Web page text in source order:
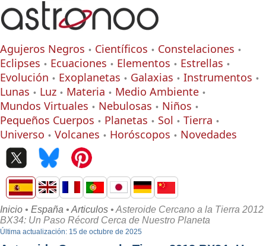
Agujeros Negros Científicos
Constelaciones
Eclipses
Ecuaciones Elementos
Estrellas
Evolución
Exoplanetas Galaxias
Instrumentos
Lunas
Luz Materia
Medio Ambiente
Mundos Virtuales
Nebulosas
Niños
Pequeños Cuerpos
Planetas Sol
Tierra
Universo
Volcanes Horóscopos Novedades
Inicio • España • Articulos • Asteroide Cercano a la Tierra 2012
BX34: Un Paso Récord Cerca de Nuestro Planeta
Última actualización: 15 de octubre de 2025